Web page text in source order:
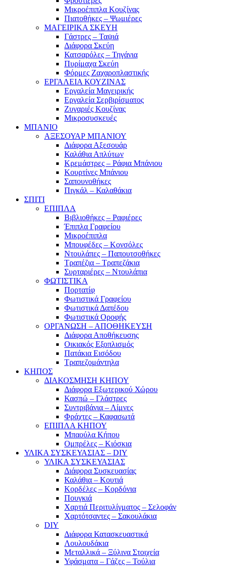
Μικροέπιπλα Κουζίνας
Πιατοθήκες – Ψωμιέρες
ΜΑΓΕΙΡΙΚΑ ΣΚΕΥΗ
Γάστρες – Ταψιά
Διάφορα Σκεύη
Κατσαρόλες – Τηγάνια
Πυρίμαχα Σκεύη
Φόρμες Ζαχαροπλαστικής
ΕΡΓΑΛΕΙΑ ΚΟΥΖΙΝΑΣ
Εργαλεία Μαγειρικής
Εργαλεία Σερβιρίσματος
Ζυγαριές Κουζίνας
Μικροσυσκευές
ΜΠΑΝΙΟ
ΑΞΕΣΟΥΑΡ ΜΠΑΝΙΟΥ
Διάφορα Αξεσουάρ
Καλάθια Απλύτων
Κρεμάστρες – Ράφια Μπάνιου
Κουρτίνες Μπάνιου
Σαπουνοθήκες
Πιγκάλ – Καλαθάκια
ΣΠΙΤΙ
ΕΠΙΠΛΑ
Βιβλιοθήκες – Ραφιέρες
Έπιπλα Γραφείου
Μικροέπιπλα
Μπουφέδες – Κονσόλες
Ντουλάπες – Παπουτσοθήκες
Τραπέζια – Τραπεζάκια
Συρταριέρες – Ντουλάπια
ΦΩΤΙΣΤΙΚΑ
Πορτατίφ
Φωτιστικά Γραφείου
Φωτιστικά Δαπέδου
Φωτιστικά Οροφής
ΟΡΓΑΝΩΣΗ – ΑΠΟΘΗΚΕΥΣΗ
Διάφορα Αποθήκευσης
Οικιακός Εξοπλισμός
Πατάκια Εισόδου
Τραπεζομάντηλα
ΚΗΠΟΣ
ΔΙΑΚΟΣΜΗΣΗ ΚΗΠΟΥ
Διάφορα Εξωτερικού Χώρου
Κασπώ – Γλάστρες
Συντριβάνια – Λίμνες
Φράχτες – Καφασωτά
ΕΠΙΠΛΑ ΚΗΠΟΥ
Μπαούλα Κήπου
Ομπρέλες – Κιόσκια
ΥΛΙΚΑ ΣΥΣΚΕΥΑΣΙΑΣ – DIY
ΥΛΙΚΑ ΣΥΣΚΕΥΑΣΙΑΣ
Διάφορα Συσκευασίας
Καλάθια – Κουτιά
Κορδέλες – Κορδόνια
Πουγκιά
Χαρτιά Περιτυλίγματος – Σελοφάν
Χαρτότσαντες – Σακουλάκια
DIY
Διάφορα Κατασκευαστικά
Λουλουδάκια
Μεταλλικά – Ξύλινα Στοιχεία
Υφάσματα – Γάζες – Τούλια